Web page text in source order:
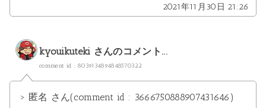
2021年11月30日 21:26
kyouikuteki さんのコメント...
comment id : 8039134894848570322
> 匿名 さん(comment id : 3666750888907431646)